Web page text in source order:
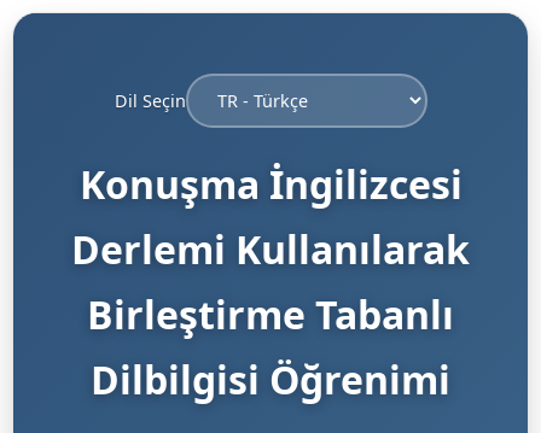
Dil Seçin
Konuşma İngilizcesi
Derlemi Kullanılarak
Birleştirme Tabanlı
Dilbilgisi Öğrenimi